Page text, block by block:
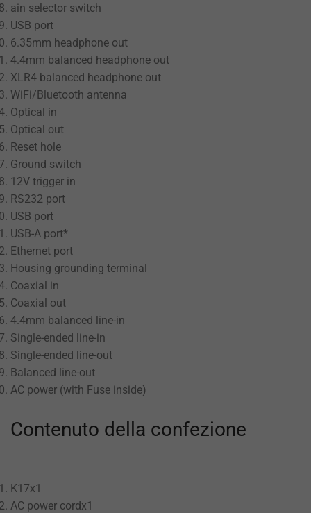
ain selector switch
USB port
6.35mm headphone out
4.4mm balanced headphone out
XLR4 balanced headphone out
WiFi/Bluetooth antenna
Optical in
Optical out
Reset hole
Ground switch
12V trigger in
RS232 port
USB port
USB-A port*
Ethernet port
Housing grounding terminal
Coaxial in
Coaxial out
4.4mm balanced line-in
Single-ended line-in
Single-ended line-out
Balanced line-out
AC power (with Fuse inside)
Contenuto della confezione
K17x1
AC power cordx1